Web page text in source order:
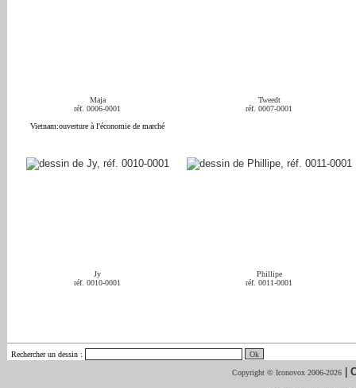
Maja
réf. 0006-0001
Vietnam:ouverture à l'économie de marché
Tweedt
réf. 0007-0001
Jy
réf. 0010-0001
Phillipe
réf. 0011-0001
Rechercher un dessin :
Copyright © Iconovox 2006-2026 |